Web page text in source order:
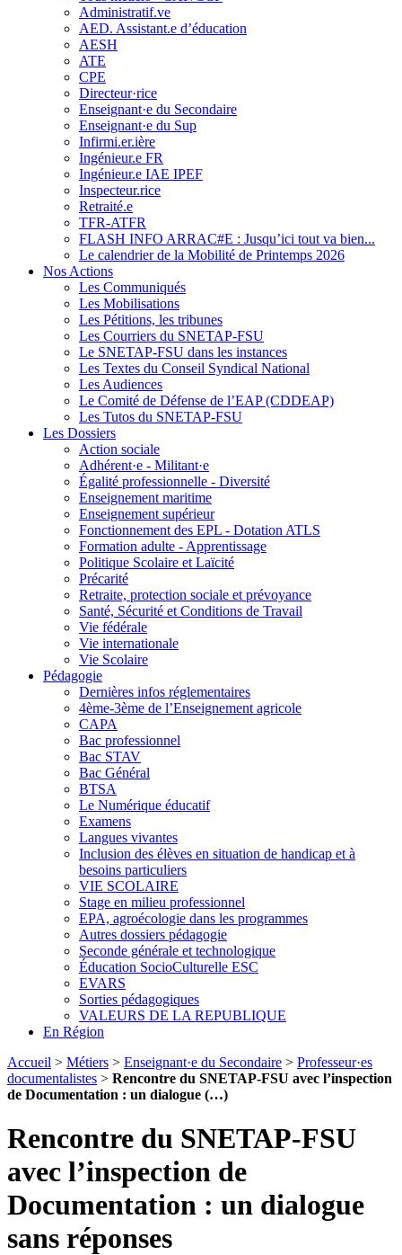
Administratif.ve
AED. Assistant.e d’éducation
AESH
ATE
CPE
Directeur·rice
Enseignant·e du Secondaire
Enseignant·e du Sup
Infirmi.er.ière
Ingénieur.e FR
Ingénieur.e IAE IPEF
Inspecteur.rice
Retraité.e
TFR-ATFR
FLASH INFO ARRAC#E : Jusqu’ici tout va bien...
Le calendrier de la Mobilité de Printemps 2026
Nos Actions
Les Communiqués
Les Mobilisations
Les Pétitions, les tribunes
Les Courriers du SNETAP-FSU
Le SNETAP-FSU dans les instances
Les Textes du Conseil Syndical National
Les Audiences
Le Comité de Défense de l’EAP (CDDEAP)
Les Tutos du SNETAP-FSU
Les Dossiers
Action sociale
Adhérent·e - Militant·e
Égalité professionnelle - Diversité
Enseignement maritime
Enseignement supérieur
Fonctionnement des EPL - Dotation ATLS
Formation adulte - Apprentissage
Politique Scolaire et Laïcité
Précarité
Retraite, protection sociale et prévoyance
Santé, Sécurité et Conditions de Travail
Vie fédérale
Vie internationale
Vie Scolaire
Pédagogie
Dernières infos réglementaires
4ème-3ème de l’Enseignement agricole
CAPA
Bac professionnel
Bac STAV
Bac Général
BTSA
Le Numérique éducatif
Examens
Langues vivantes
Inclusion des élèves en situation de handicap et à
besoins particuliers
VIE SCOLAIRE
Stage en milieu professionnel
EPA, agroécologie dans les programmes
Autres dossiers pédagogie
Seconde générale et technologique
Éducation SocioCulturelle ESC
EVARS
Sorties pédagogiques
VALEURS DE LA REPUBLIQUE
En Région
Accueil > Métiers > Enseignant·e du Secondaire > Professeur·es
documentalistes > Rencontre du SNETAP-FSU avec l’inspection
de Documentation : un dialogue (…)
Rencontre du SNETAP-FSU
avec l’inspection de
Documentation : un dialogue
sans réponses